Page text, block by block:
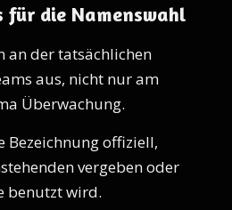
für die Namenswahl
an der tatsächlichen
aus, nicht nur am
Überwachung.
Bezeichnung offiziell,
vergeben oder
benutzt wird.